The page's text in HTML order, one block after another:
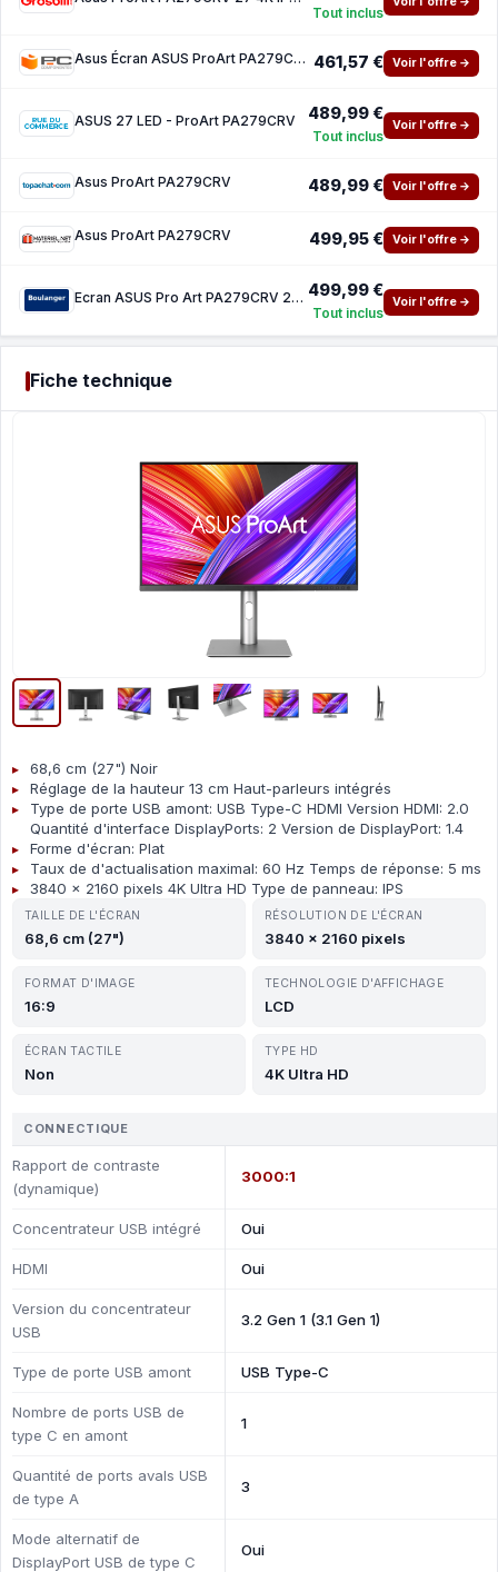
Tout inclus
Asus Écran ASUS ProArt PA279CRV 27 LCD IPS UltraHD 4K HDR10 USB-C 461,57 € Voir l'offre →
ASUS 27 LED - ProArt PA279CRV 489,99 €
Tout inclus
Voir l'offre →
Asus ProArt PA279CRV 489,99 € Voir l'offre →
Asus ProArt PA279CRV 499,95 € Voir l'offre →
Ecran ASUS Pro Art PA279CRV 27 IPS 499,99 €
Tout inclus
Voir l'offre →
Fiche technique
68,6 cm (27") Noir
Réglage de la hauteur 13 cm Haut-parleurs intégrés
Type de porte USB amont: USB Type-C HDMI Version HDMI: 2.0
Quantité d'interface DisplayPorts: 2 Version de DisplayPort: 1.4
Forme d'écran: Plat
Taux de d'actualisation maximal: 60 Hz Temps de réponse: 5 ms
3840 x 2160 pixels 4K Ultra HD Type de panneau: IPS
TAILLE DE L'ÉCRAN
68,6 cm (27")
RÉSOLUTION DE L'ÉCRAN
3840 x 2160 pixels
FORMAT D'IMAGE
16:9
TECHNOLOGIE D'AFFICHAGE
LCD
ÉCRAN TACTILE
Non
TYPE HD
4K Ultra HD
CONNECTIQUE
Rapport de contraste
(dynamique)
3000:1
Concentrateur USB intégré Oui
HDMI Oui
Version du concentrateur
USB
3.2 Gen 1 (3.1 Gen 1)
Type de porte USB amont USB Type-C
Nombre de ports USB de
type C en amont
1
Quantité de ports avals USB
de type A
3
Mode alternatif de
DisplayPort USB de type C
Oui